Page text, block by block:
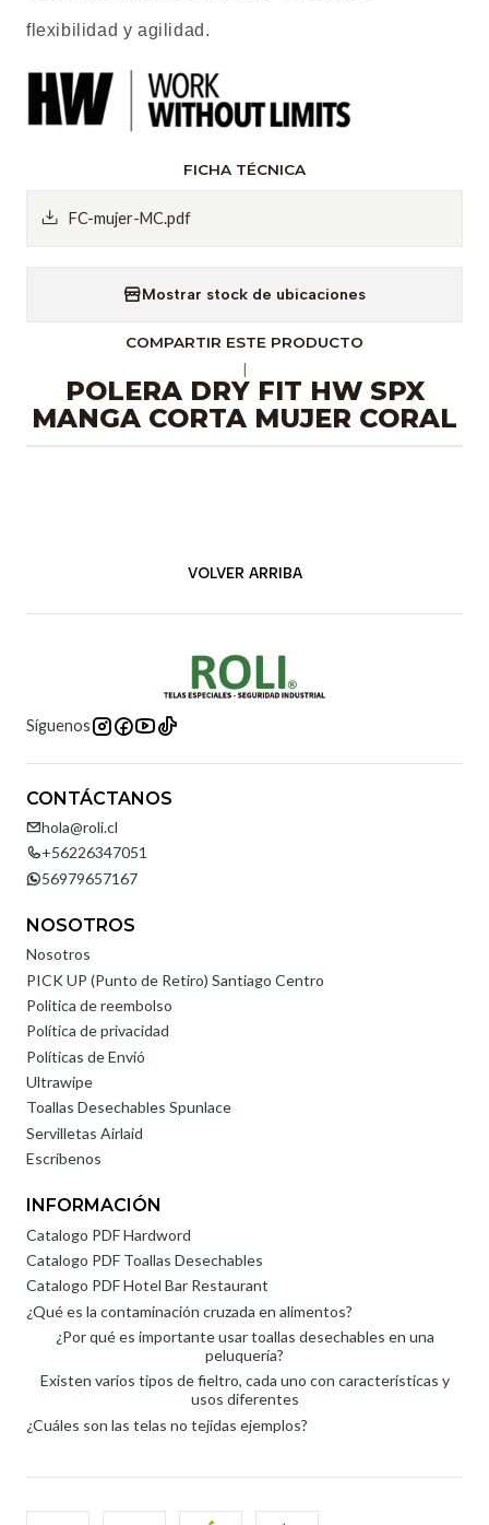
flexibilidad y agilidad.
FICHA TÉCNICA
FC-mujer-MC.pdf
Mostrar stock de ubicaciones
COMPARTIR ESTE PRODUCTO
POLERA DRY FIT HW SPX
MANGA CORTA MUJER CORAL
VOLVER ARRIBA
Síguenos
CONTÁCTANOS
hola@roli.cl
+56226347051
56979657167
NOSOTROS
Nosotros
PICK UP (Punto de Retiro) Santiago Centro
Politica de reembolso
Política de privacidad
Políticas de Envió
Ultrawipe
Toallas Desechables Spunlace
Servilletas Airlaid
Escríbenos
INFORMACIÓN
Catalogo PDF Hardword
Catalogo PDF Toallas Desechables
Catalogo PDF Hotel Bar Restaurant
¿Qué es la contaminación cruzada en alimentos?
¿Por qué es importante usar toallas desechables en una
peluquería?
Existen varios tipos de fieltro, cada uno con características y
usos diferentes
¿Cuáles son las telas no tejidas ejemplos?